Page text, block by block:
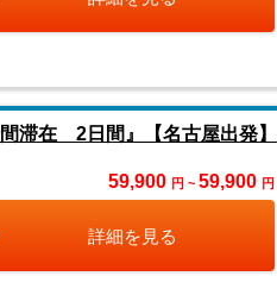
滞在 2日間』【名古屋出発】
59,900 円 ~ 59,900 円
詳細を見る